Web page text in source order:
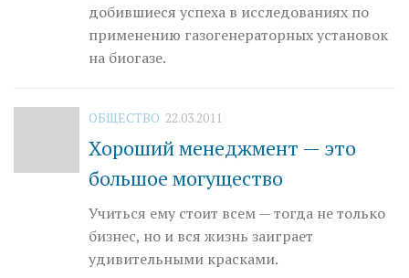
добившиеся успеха в исследованиях по
применению газогенераторных установок
на биогазе.
ОБЩЕСТВО 22.03.2011
Хороший менеджмент — это
большое могущество
Учиться ему стоит всем — тогда не только
бизнес, но и вся жизнь заиграет
удивительными красками.